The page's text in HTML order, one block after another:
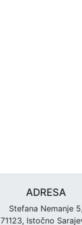
ADRESA
Stefana Nemanje 5,
71123, Istočno